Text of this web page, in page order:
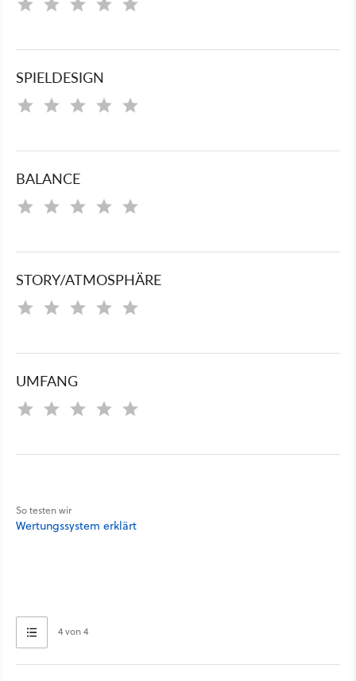
SPIELDESIGN
BALANCE
STORY/ATMOSPHÄRE
UMFANG
So testen wir
Wertungssystem erklärt
4 von 4